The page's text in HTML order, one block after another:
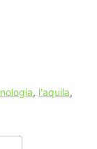
, l'aquila,